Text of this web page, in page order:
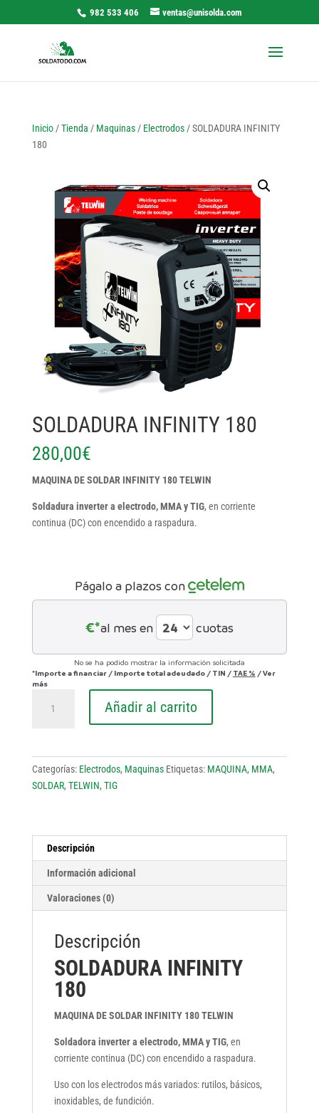
982 533 406 ventas@unisolda.com
Inicio/Tienda / Maquinas/ Electrodos/ SOLDADURA INFINITY
180
SOLDADURA INFINITY 180
280,00€
MAQUINA DE SOLDAR INFINITY 180 TELWIN
Soldadura inverter a electrodo, MMA y TIG, en corriente
continua (DC) con encendido a raspadura.
Págalo a plazos con
€*al mes en cuotas
No se ha podido mostrar la información solicitada
*Importe a financiar / Importe total adeudado / TIN / TAE % /Ver
más
INFINITY
Añadir al carrito
Categorías: Electrodos, Maquinas Etiquetas: MAQUINA, MMA,
SOLDAR, TELWIN, TIG
Descripción
Información adicional
Valoraciones (0)
Descripción
SOLDADURA INFINITY
180
MAQUINA DE SOLDAR INFINITY 180 TELWIN
Soldadora inverter a electrodo, MMA y TIG, en
corriente continua (DC) con encendido a raspadura.
Uso con los electrodos más variados: rutilos, básicos,
inoxidables, de fundición.